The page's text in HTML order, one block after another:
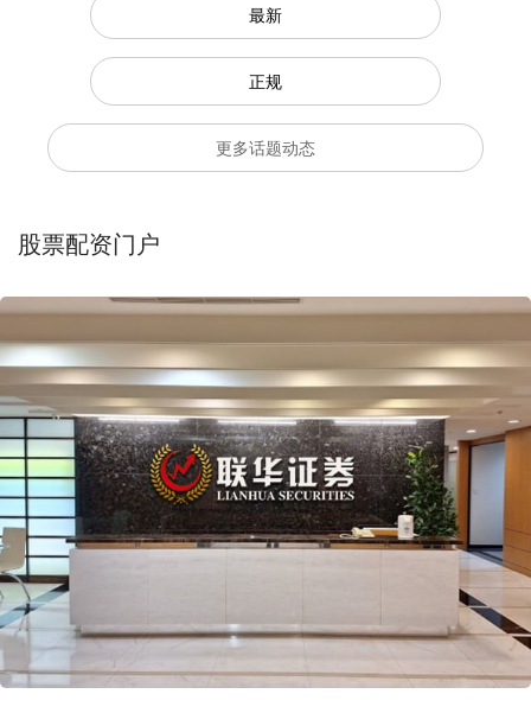
最新
正规
更多话题动态
股票配资门户